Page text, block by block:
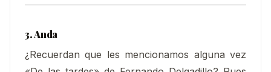
3. Anda
¿Recuerdan que les mencionamos alguna vez